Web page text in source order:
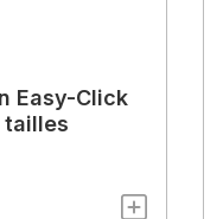
Easy-Click
tailles